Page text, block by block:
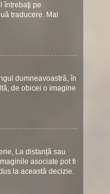
întrebaţi pe
traducere. Mai
dumneavoastră, în
de obicei o imagine
La distanță sau
asociate pot fi
la această decizie.